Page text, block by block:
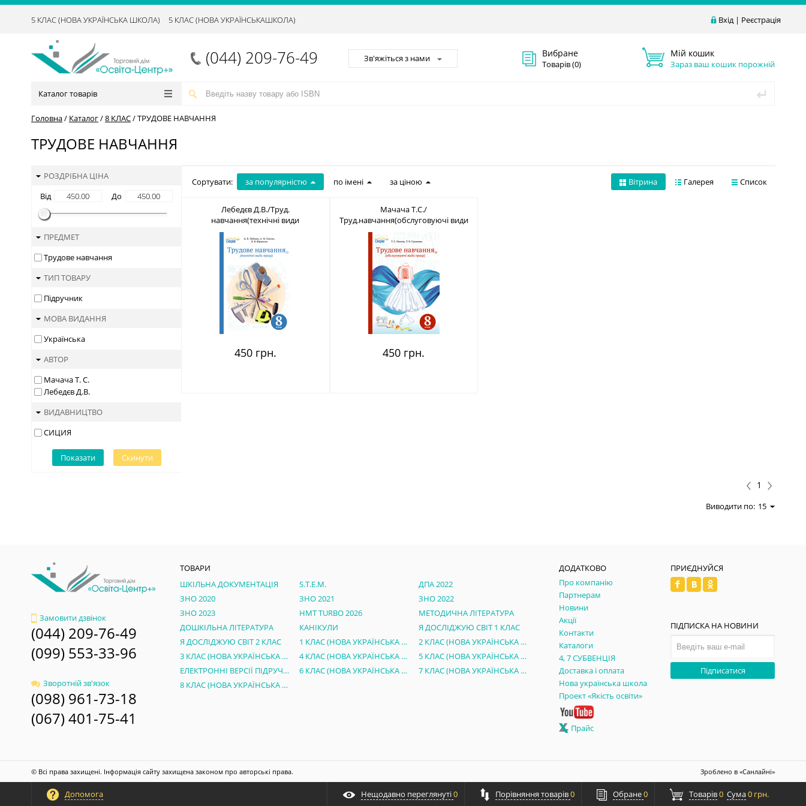
Вхід| Реєстрація
5 КЛАС (НОВА УКРАЇНСЬКА ШКОЛА) 5 КЛАС (НОВА УКРАЇНСЬКАШКОЛА)
(044) 209-76-49 Зв'яжіться з нами Вибране
Товарів (0)
Мій кошик
Зараз ваш кошик порожній
Каталог товарів
Головна/ Каталог/8 КЛАС/ТРУДОВЕ НАВЧАННЯ
ТРУДОВЕ НАВЧАННЯ
РОЗДРІБНА ЦІНА
Від
До
ПРЕДМЕТ
Трудове навчання
ТИП ТОВАРУ
Підручник
МОВА ВИДАННЯ
Українська
АВТОР
Мачача Т. С.
Лебедєв Д.В.
ВИДАВНИЦТВО
СИЦИЯ
Показати Скинути
Список
Галерея
Вітрина
Сортувати: за популярністю по імені за ціною
Лебедєв Д.В./Труд.
навчання(технічні види
праці).Підручник8 кл.(НОВА ПРОГР.)
ISBN 978-617-7205-12-7
450 грн.
Мачача Т.С./
Труд.навчання(обслуговуючі види
праці).Підр.8 кл. (НОВА ПРОГР) ISBN
978-617-7205-11-0
450 грн.
1
Виводити по: 15
Замовити дзвінок
(044) 209-76-49
(099) 553-33-96
Зворотній зв'язок
(098) 961-73-18
(067) 401-75-41
ТОВАРИ
ШКІЛЬНА ДОКУМЕНТАЦІЯ
S.T.E.M.
ДПА 2022
ЗНО 2020
ЗНО 2021
ЗНО 2022
ЗНО 2023
НМТ TURBO 2026
МЕТОДИЧНА ЛІТЕРАТУРА
ДОШКІЛЬНА ЛІТЕРАТУРА
КАНІКУЛИ
Я ДОСЛІДЖУЮ СВІТ 1 КЛАС
Я ДОСЛІДЖУЮ СВІТ 2 КЛАС
1 КЛАС (НОВА УКРАЇНСЬКА ШКОЛА)
2 КЛАС (НОВА УКРАЇНСЬКА ШКОЛА)
3 КЛАС (НОВА УКРАЇНСЬКА ШКОЛА)
4 КЛАС (НОВА УКРАЇНСЬКА ШКОЛА)
5 КЛАС (НОВА УКРАЇНСЬКА ШКОЛА)
ЕЛЕКТРОННІ ВЕРСІЇ ПІДРУЧНИКІВ 5 КЛАС НУШ
6 КЛАС (НОВА УКРАЇНСЬКА ШКОЛА)
7 КЛАС (НОВА УКРАЇНСЬКА ШКОЛА)
8 КЛАС (НОВА УКРАЇНСЬКА ШКОЛА)
ДОДАТКОВО
Про компанію
Партнерам
Новини
Акції
Контакти
Каталоги
4, 7 СУБВЕНЦІЯ
Доставка і оплата
Нова українська школа
Проект «Якість освіти»
Прайс
ПРИЄДНУЙСЯ
ПІДПИСКА НА НОВИНИ
Підписатися
© Всі права захищені. Інформація сайту захищена законом про авторські права. Зроблено в «Санлайні»
Допомога Нещодавно переглянуті0 Порівняння товарів0 Обране0 Товарів0 Сума0 грн.